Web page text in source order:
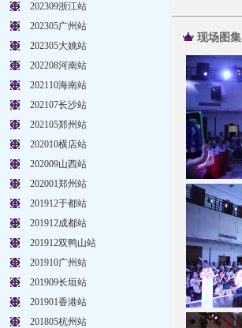
202309浙江站
202305广州站
202305大姚站
202208河南站
202110海南站
202107长沙站
202105郑州站
202010横店站
202009山西站
202001郑州站
201912于都站
201912成都站
201912双鸭山站
201910广州站
201909长垣站
201901香港站
201805杭州站
现场图集